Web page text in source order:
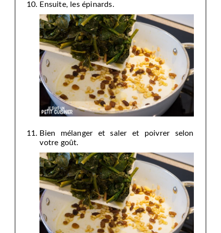
Ensuite, les épinards.
Bien mélanger et saler et poivrer selon
votre goût.